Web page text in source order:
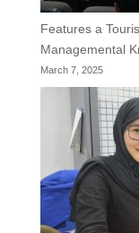
Features a
Managemental
March 7, 2025